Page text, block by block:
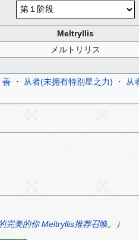
Meltryllis
メルトリリス
善・ 从者(未拥有特别星之力) ・ 从
完美的你 Meltryllis推荐召唤。）